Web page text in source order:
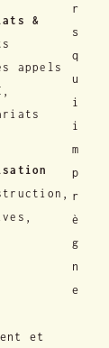
&
appels
r
s
q
u
i
i
m
p
r
è
g
n
e
et